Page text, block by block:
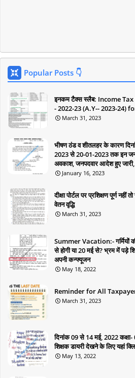
Popular Posts 👇
इनकम टैक्स स्लैब: Income
- 2022-23 (A.Y-- 2023-24)
March 31, 2023
भीषण ठंड व शीतलहर के कारण
2023 से 20-01-2023 तक इन
अवकाश, जनपदवार आदेश हुए
January 16, 2023
दीक्षा पोर्टल पर प्रशिक्षण पूर्ण नहीं
वेतन वृद्धि
March 31, 2023
Summer Vacation:- गर्मियों
से होगी या 20 मई से? भ्रम में पड़े
अपनी कन्फ्यूजन
May 18, 2022
Reminder for All
March 31, 2023
दिनांक 09 से 14 मई, 2022 कक्षा-
शिक्षक डायरी देखने के लिए यहां
May 13, 2022